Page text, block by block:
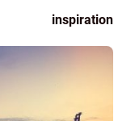
inspiration